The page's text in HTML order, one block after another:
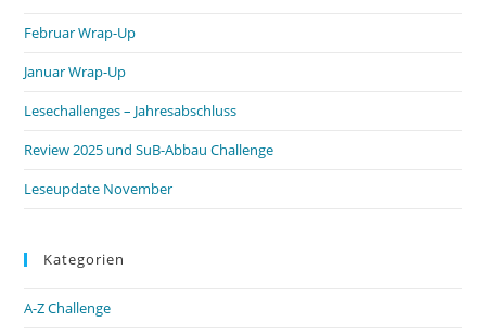
Februar Wrap-Up
Januar Wrap-Up
Lesechallenges – Jahresabschluss
Review 2025 und SuB-Abbau Challenge
Leseupdate November
Kategorien
A-Z Challenge